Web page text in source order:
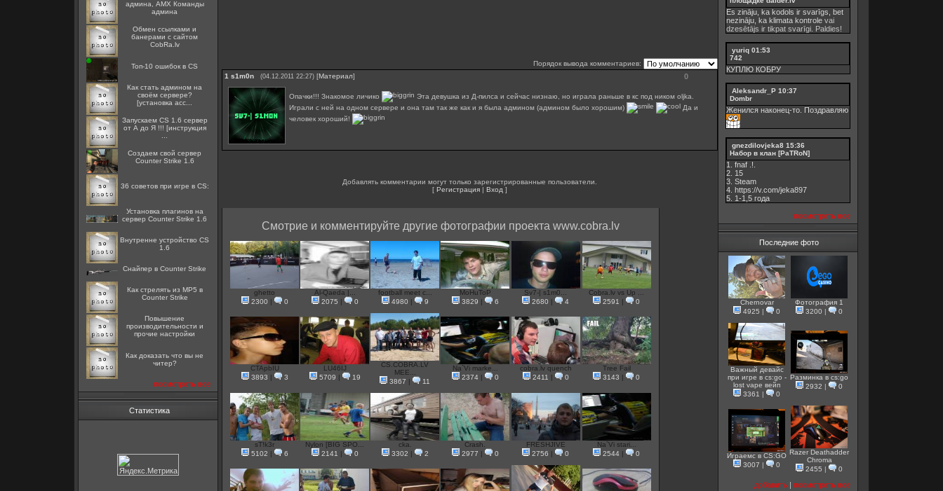
админа, AMX Команды
админа
Oбмен ссылками и
банерами с сайтом
CobRa.lv
Топ-10 ошибок в CS
Как стать админом на
своём сервере?
[установка acc...
Запускаем CS 1.6 сервер
от А до Я !!! [инструкция
Создаем свой сервер
Counter Strike 1.6
36 советов при игре в CS:
Установка плагинов на
сервер Counter Strike 1.6
Внутренне устройство CS
1.6
Снайпер в Counter Strike
Как стрелять из MP5 в
Counter Strike
Повышение
производительности и
прочие настройки
Как доказать что вы не
читер?
посмотреть все
Статистика
Порядок вывода комментариев:
0
1 s1m0n (04.12.2011 22:27) [Материал]
Опачки!!! Знакомое личико
Эта девушка из Д-пилса и сейчас низнаю, но играла раньше в кс под ником oljka.
Играли с ней на одном сервере и она там так же как и я была админом (админом было хорошим)
Да и
человек хороший!
Добавлять комментарии могут только зарегистрированные пользователи.
[ Регистрация Вход ]
Смотрие и комментируйте другие фотографии проекта www.cobra.lv
ghetto
2300
0
Al-Qaeda |...
2075
0
football meet c...
4980
9
MoHuToP
3829
6
Sv7-| s1m0...
2680
4
Cobra.lv vs Up ...
2591
0
CTApbIU
3893
3
LU46IJ
5709
19
CS.COBRA.LV
MEE...
3867
11
Na`Vi marke...
2374| 0
cobra.lv quench
2411
0
Tree Fail
3143
0
sT!k3r
5102
6
Nylon [BIG SPO...
2141
0
сka.
3302
2
Crash.
2977
0
FRESHJIVE
2756
0
Na`Vi stari...
2544
0
Es zināju, ka kodols ir svarīgs, bet
nezināju, ka klimata kontrole vai
dzesētājs ir tikpat svarīgi. Paldies!
yuriq 01:53
742
КУПЛЮ КОБРУ
Aleksandr_P 10:37
Dombr
Женился наконец-то. Поздравляю
gnezdilovjeka8 15:36
Набор в клан [PaTRoN]
1. fnaf .!.
2. 15
3. Steam
4. https://v.com/jeka897
5. 1-1,5 годa
посмотреть все
Последние фото
Chernovar
4925
0
Фотография 1
3200
0
Важный девайс
при игре в cs:go -
lost vape вейп
3361
0
Разминка в cs:go
2932
0
Играемс в CS:GO
3007
0
Razer Deathadder
Chroma
2455
0
добавить посмотреть все